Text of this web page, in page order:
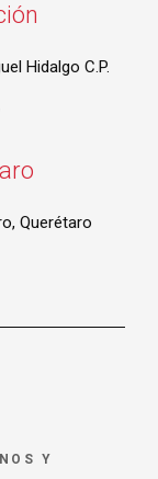
Hidalgo C.P.
Querétaro
Y